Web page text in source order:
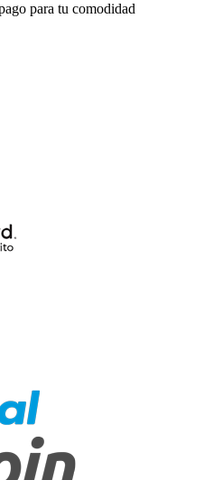
para tu comodidad